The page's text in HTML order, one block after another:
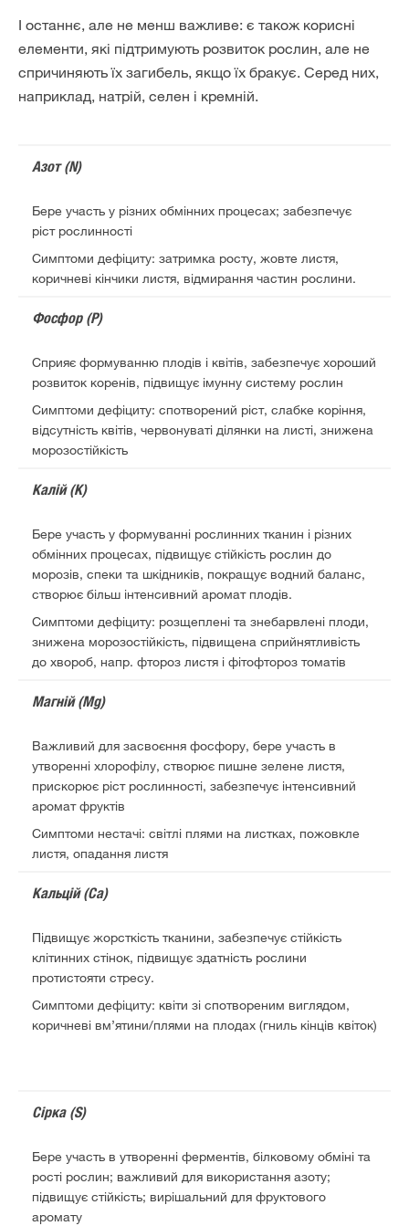
І останнє, але не менш важливе: є також корисні
елементи, які підтримують розвиток рослин, але не
спричиняють їх загибель, якщо їх бракує. Серед них,
наприклад, натрій, селен і кремній.
Азот (N)
Бере участь у різних обмінних процесах; забезпечує
ріст рослинності
Симптоми дефіциту: затримка росту, жовте листя,
коричневі кінчики листя, відмирання частин рослини.
Фосфор (P)
Сприяє формуванню плодів і квітів, забезпечує хороший
розвиток коренів, підвищує імунну систему рослин
Симптоми дефіциту: спотворений ріст, слабке коріння,
відсутність квітів, червонуваті ділянки на листі, знижена
морозостійкість
Калій (K)
Бере участь у формуванні рослинних тканин і різних
обмінних процесах, підвищує стійкість рослин до
морозів, спеки та шкідників, покращує водний баланс,
створює більш інтенсивний аромат плодів.
Симптоми дефіциту: розщеплені та знебарвлені плоди,
знижена морозостійкість, підвищена сприйнятливість
до хвороб, напр. фтороз листя і фітофтороз томатів
Магній (Mg)
Важливий для засвоєння фосфору, бере участь в
утворенні хлорофілу, створює пишне зелене листя,
прискорює ріст рослинності, забезпечує інтенсивний
аромат фруктів
Симптоми нестачі: світлі плями на листках, пожовкле
листя, опадання листя
Кальцій (Ca)
Підвищує жорсткість тканини, забезпечує стійкість
клітинних стінок, підвищує здатність рослини
протистояти стресу.
Симптоми дефіциту: квіти зі спотвореним виглядом,
коричневі вм’ятини/плями на плодах (гниль кінців квіток)
Сірка (S)
Бере участь в утворенні ферментів, білковому обміні та
рості рослин; важливий для використання азоту;
підвищує стійкість; вирішальний для фруктового
аромату